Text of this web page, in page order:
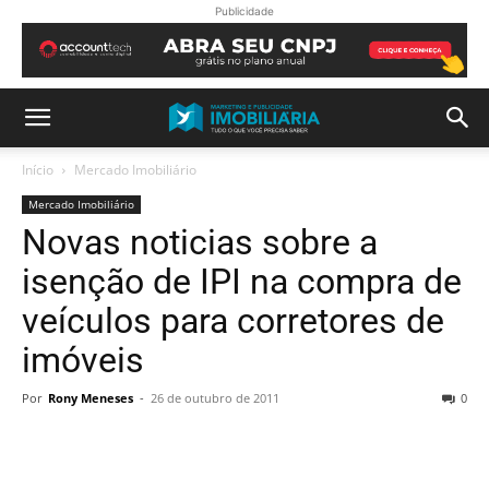
Publicidade
Início Mercado Imobiliário
Mercado Imobiliário
Novas noticias sobre a
isenção de IPI na compra de
veículos para corretores de
imóveis
Por Rony Meneses - 26 de outubro de 2011 0